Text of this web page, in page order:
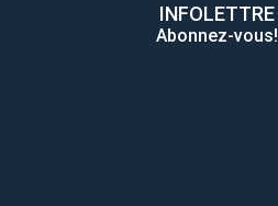
INFOLETTRE
Abonnez-vous!